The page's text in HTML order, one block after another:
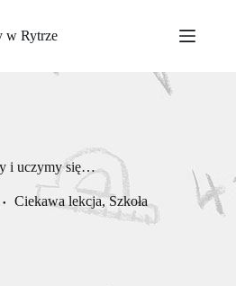
w Rytrze
i uczymy się…
Ciekawa lekcja,Szkoła